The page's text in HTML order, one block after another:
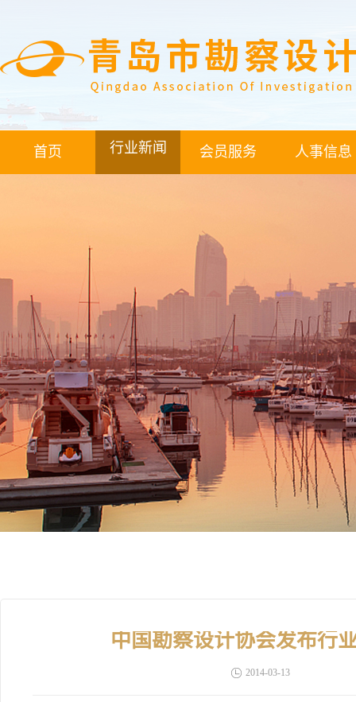
首页 行业新闻 会员服务 人事信息
中国勘察设计协会发布行
2014-03-13